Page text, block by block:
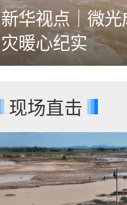
新华视点｜微
灾暖心纪实
现场直击